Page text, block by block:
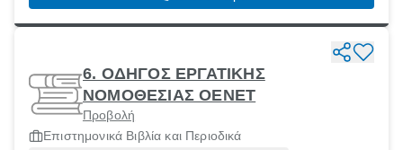
6. ΟΔΗΓΟΣ ΕΡΓΑΤΙΚΗΣ
ΝΟΜΟΘΕΣΙΑΣ ΟΕΝΕΤ
Προβολή
Επιστημονικά Βιβλία και Περιοδικά